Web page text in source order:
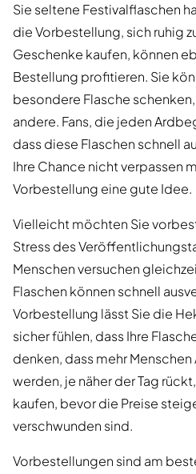
Sie seltene Festivalflaschen
die Vorbestellung, sich ruhig
Geschenke kaufen, können
Bestellung profitieren. Sie
besondere Flasche
andere. Fans, die jeden
dass diese Flaschen schnell
Ihre Chance nicht verpassen
Vorbestellung eine gute Idee.
Vielleicht möchten Sie
Stress des
Menschen versuchen
Flaschen können schnell
Vorbestellung lässt Sie die
sicher fühlen, dass Ihre
denken, dass mehr
werden, je näher der Tag
kaufen, bevor die Preise
verschwunden sind.
Vorbestellungen sind am